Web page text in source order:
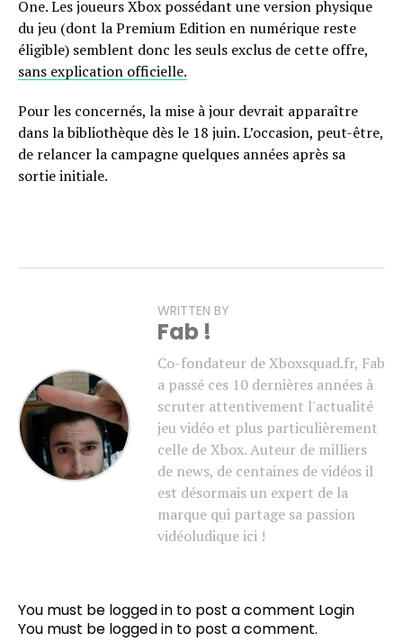
One. Les joueurs Xbox possédant une version physique
du jeu (dont la Premium Edition en numérique reste
éligible) semblent donc les seuls exclus de cette offre,
sans explication officielle.
Pour les concernés, la mise à jour devrait apparaître
dans la bibliothèque dès le 18 juin. L’occasion, peut-être,
de relancer la campagne quelques années après sa
sortie initiale.
WRITTEN BY
Fab !
Co-fondateur de Xboxsquad.fr, Fab
a passé ces 10 dernières années à
scruter attentivement l'actualité
jeu vidéo et plus particulièrement
celle de Xbox. Auteur de milliers
de news, de centaines de vidéos il
est désormais un expert de la
marque qui partage sa passion
vidéoludique ici !
You must be logged in to post a comment Login
You must be logged in to post a comment.